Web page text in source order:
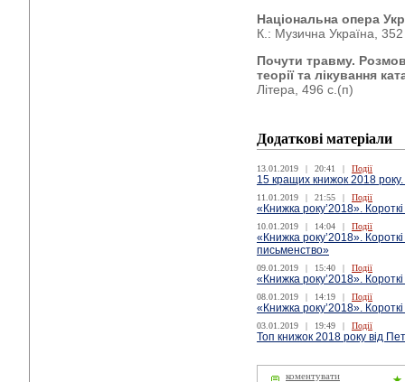
Національна опера
К.: Музична Україна,
Почути травму.
теорії та лікування
Літера, 496 с.(п)
Додаткові матеріали
13.01.2019 | 20:41 | Події
15 кращих книжок 2018
11.01.2019 | 21:55 | Події
«Книжка року’2018».
10.01.2019 | 14:04 | Події
«Книжка року’2018».
письменство»
09.01.2019 | 15:40 | Події
«Книжка року’2018».
08.01.2019 | 14:19 | Події
«Книжка року’2018».
03.01.2019 | 19:49 | Події
Топ книжок 2018 року від
коментувати